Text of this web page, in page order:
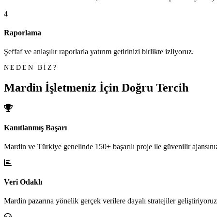
4
Raporlama
Şeffaf ve anlaşılır raporlarla yatırım getirinizi birlikte izliyoruz.
NEDEN BİZ?
Mardin İşletmeniz İçin Doğru Tercih
Kanıtlanmış Başarı
Mardin ve Türkiye genelinde 150+ başarılı proje ile güvenilir
Veri Odaklı
Mardin pazarına yönelik gerçek verilere dayalı stratejiler